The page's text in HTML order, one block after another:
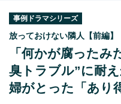
事例ドラマシリーズ
放っておけない隣人【前編】
「何かが腐った
臭トラブル”に耐
婦がとった「あり